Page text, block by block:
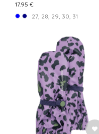
17.95 €
27, 28, 29, 30, 31